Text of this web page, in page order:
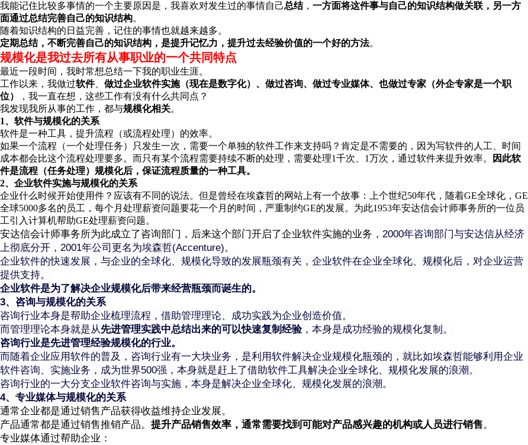
我能记住比较多事情的一个主要原因是，我喜欢对发生过的事情自己总结， 一方面将这件事与自己的知识结构做关联，另一方
面通过总结完善自己的知识结构。
随着知识结构的日益完善，记住的事情也就越来越多。
定期总结，不断完善自己的知识结构，是提升记忆力，提升过去经验价值的一个好的方法。
规模化是我过去所有从事职业的一个共同特点
最近一段时间，我时常想总结一下我的职业生涯。
工作以来，我做过软件、 做过企业软件实施（现在是数字化）、做过咨询、做过专业媒体、也做过专家（外企专家是一个职
位）
，我一直在想，这些工作有没有什么共同点？
我发现我所从事的工作，都与规模化相关。
1、软件与规模化的关系
软件是一种工具，提升流程（或流程处理）的效率。
如果一个流程（一个处理任务）只发生一次，需要一个单独的软件工作来支持吗？肯定是不需要的，因为写软件的人工、时间
成本都会比这个流程处理要多。而只有某个流程需要持续不断的处理，需要处理1千次、1万次，通过软件来提升效率。
因此软
件是流程（任务处理）规模化后，保证流程质量的一种工具。
2、企业软件实施与规模化的关系
企业什么时候开始使用件？应该有不同的说法。但是曾经在埃森哲的网站上有一个故事：上个世纪50年代，随着GE全球化，GE
全球5000多名的员工，每个月处理薪资问题要花一个月的时间，严重制约GE的发展。为此1953年安达信会计师事务所的一位员
工引入计算机帮助GE处理薪资问题。
安达信会计师事务所为此成立了咨询部门，后来这个部门开启了企业软件实施的业务， 2000年咨询部门与安达信从经济
上彻底分开，2001年公司更名为埃森哲(Accenture)。
企业软件的快速发展，与企业的全球化、规模化导致的发展瓶颈有关，企业软件在企业全球化、规模化后，对企业运营
提供支持。
企业软件是为了解决企业规模化后带来经营瓶颈而诞生的。
3、咨询与规模化的关系
咨询行业本身是帮助企业梳理流程，借助管理理论、成功实践为企业创造价值。
而管理理论本身就是从先进管理实践中总结出来的可以快速复制经验，本身是成功经验的规模化复制。
咨询行业是先进管理经验规模化的行业。
而随着企业应用软件的普及，咨询行业有一大块业务，是利用软件解决企业规模化瓶颈的，就比如埃森哲能够利用企业
软件咨询、实施业务，成为世界500强，本身就是赶上了借助软件工具解决企业全球化、规模化发展的浪潮。
咨询行业的一大分支企业软件咨询与实施，本身是解决企业全球化、规模化发展的浪潮。
4、专业媒体与规模化的关系
通常企业都是通过销售产品获得收益维持企业发展。
产品通常都是通过销售推销产品。 提升产品销售效率，通常需要找到可能对产品感兴趣的机构或人员进行销售。
专业媒体通过帮助企业：